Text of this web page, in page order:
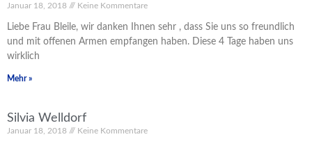
Januar 18, 2018 Keine Kommentare
Liebe Frau Bleile, wir danken Ihnen sehr , dass Sie uns so freundlich
und mit offenen Armen empfangen haben. Diese 4 Tage haben uns
wirklich
Mehr »
Silvia Welldorf
Januar 18, 2018 Keine Kommentare